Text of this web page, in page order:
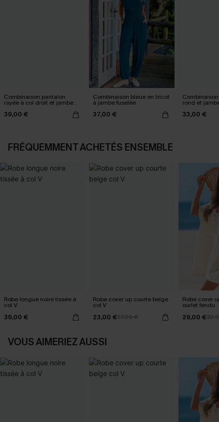
Combinaison pantalon
rayée à col droit et jambe
large
39,00 €
Combinaison bleue en tricot
à jambe fuselée
37,00 €
rond et
33,00 €
FRÉQUEMMENT ACHETÉS ENSEMBLE
Robe longue noire tissée à
col V
39,00 €
Robe cover up courte beige
col V
23,00 €27,00 €
Robe cover
ourlet fendu
29,00 €
VOUS AIMERIEZ AUSSI